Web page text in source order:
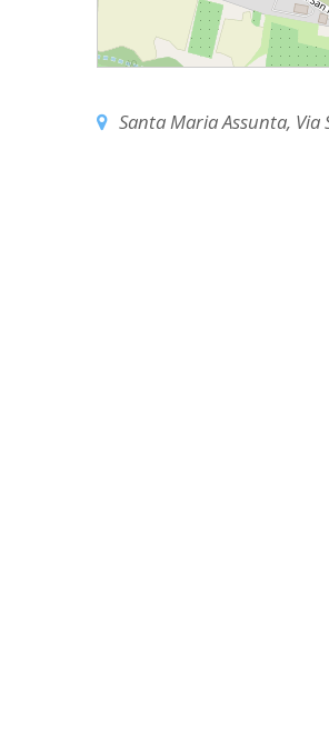
Santa Maria Assunta, Via